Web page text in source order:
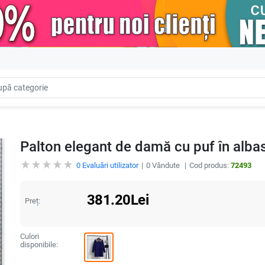
Palton elegant de damă cu puf în
0Evaluări utilizator 0Vândute Cod produs: 72493
Preț: 381.20Lei
Culori
disponibile: